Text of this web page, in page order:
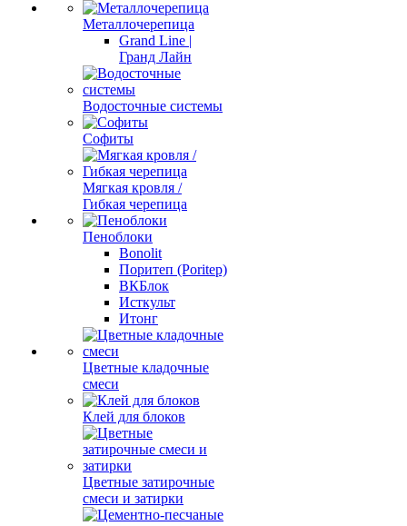
Металлочерепица
Grand Line |
Гранд Лайн
Водосточные системы
Софиты
Мягкая кровля /
Гибкая черепица
Пеноблоки
Bonolit
Поритеп (Poritep)
ВКБлок
Исткульт
Итонг
Цветные кладочные
смеси
Клей для блоков
Цветные затирочные
смеси и затирки